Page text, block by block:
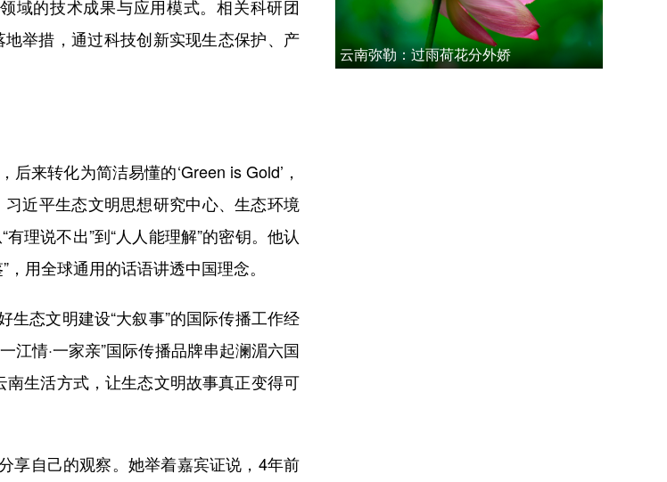
域的技术成果与应用模式。相关科研团
举措，通过科技创新实现生态保护、产
来转化为简洁易懂的‘Green is Gold’，
近平生态文明思想研究中心、生态环境
理说不出”到“人人能理解”的密钥。他认
用全球通用的话语讲透中国理念。
态文明建设“大叙事”的国际传播工作经
情·一家亲”国际传播品牌串起澜湄六国
生活方式，让生态文明故事真正变得可
自己的观察。她举着嘉宾证说，4年前
云南弥勒：过雨荷花分外娇